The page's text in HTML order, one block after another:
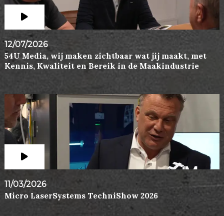
12/07/2026
54U Media, wij maken zichtbaar wat jij maakt, met
Kennis, Kwaliteit en Bereik in de Maakindustrie
11/03/2026
Micro LaserSystems TechniShow 2026